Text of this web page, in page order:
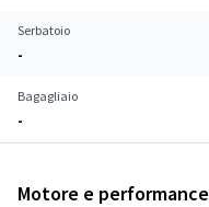
Serbatoio
-
Bagagliaio
-
Motore e performance